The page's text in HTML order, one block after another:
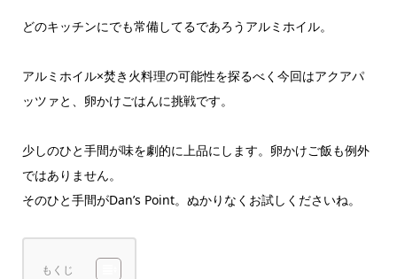
どのキッチンにでも常備してるであろうアルミホイル。
アルミホイル×焚き火料理の可能性を探るべく今回はアクアパ
ッツァと、卵かけごはんに挑戦です。
少しのひと手間が味を劇的に上品にします。卵かけご飯も例外
ではありません。
そのひと手間がDan’s Point。ぬかりなくお試しくださいね。
もくじ